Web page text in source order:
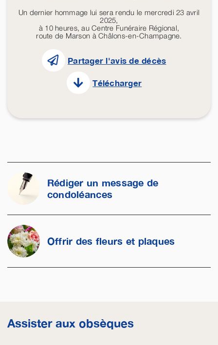
Un dernier hommage lui sera rendu le mercredi 23 avril
2025,
à 10 heures, au Centre Funéraire Régional,
route de Marson à Châlons-en-Champagne.
Partager l'avis de décès
Télécharger
Rédiger un message de
condoléances
Offrir des fleurs et plaques
Assister aux obsèques